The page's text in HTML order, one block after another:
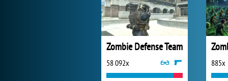
Zombie Defense Team
58 092x 885x